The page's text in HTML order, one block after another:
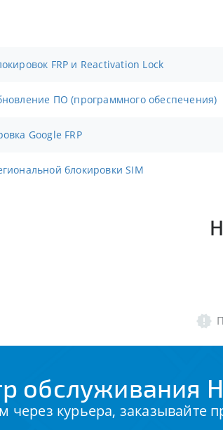
FRP и Reactivation Lock
ПО (программного обеспечения)
Google FRP
блокировки SIM
обслуживания
через курьера, заказывайте